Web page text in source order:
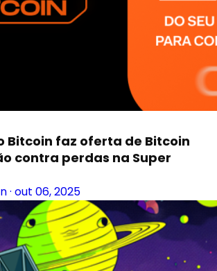
Bitcoin faz oferta de Bitcoin
contra perdas na Super
· out 06, 2025